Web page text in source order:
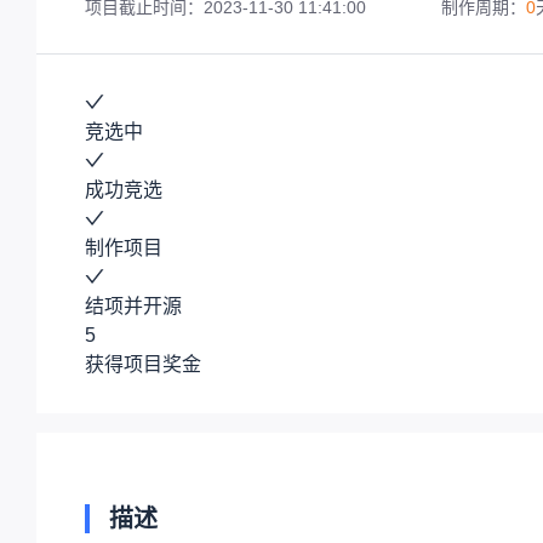
项目截止时间：2023-11-30 11:41:00 制作周期： 0
竞选中
成功竞选
制作项目
结项并开源
5
获得项目奖金
描述